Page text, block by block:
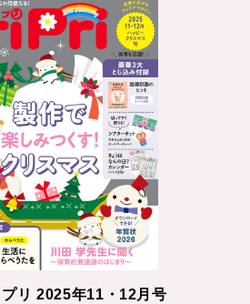
リ 2025年11・12月号